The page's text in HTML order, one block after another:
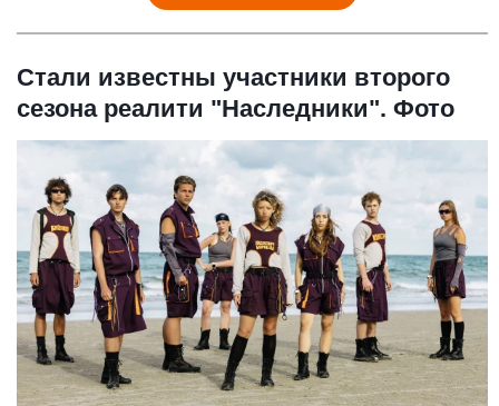
Стали известны участники второго
сезона реалити "Наследники". Фото